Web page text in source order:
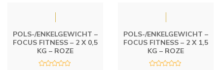
POLS-/ENKELGEWICHT –
FOCUS FITNESS – 2 X 0,5
KG – ROZE
POLS-/ENKELGEWICHT –
FOCUS FITNESS – 2 X 1,5
KG – ROZE